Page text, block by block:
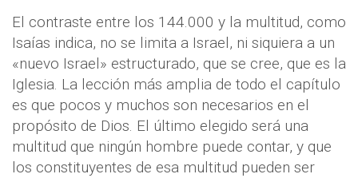
El contraste entre los 144.000 y la multitud, como
Isaías indica, no se limita a Israel, ni siquiera a un
«nuevo Israel» estructurado, que se cree, que es la
Iglesia. La lección más amplia de todo el capítulo
es que pocos y muchos son necesarios en el
propósito de Dios. El último elegido será una
multitud que ningún hombre puede contar, y que
los constituyentes de esa multitud pueden ser